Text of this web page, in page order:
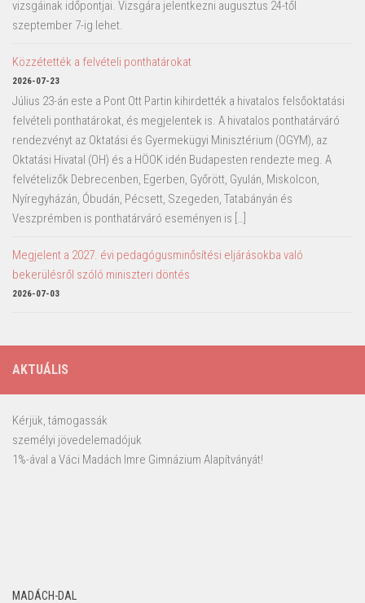
vizsgáinak időpontjai. Vizsgára jelentkezni augusztus 24-től
szeptember 7-ig lehet.
Közzétették a felvételi ponthatárokat
2026-07-23
Július 23-án este a Pont Ott Partin kihirdették a hivatalos felsőoktatási
felvételi ponthatárokat, és megjelentek is. A hivatalos ponthatárváró
rendezvényt az Oktatási és Gyermekügyi Minisztérium (OGYM), az
Oktatási Hivatal (OH) és a HÖOK idén Budapesten rendezte meg. A
felvételizők Debrecenben, Egerben, Győrött, Gyulán, Miskolcon,
Nyíregyházán, Óbudán, Pécsett, Szegeden, Tatabányán és
Veszprémben is ponthatárváró eseményen is […]
Megjelent a 2027. évi pedagógusminősítési eljárásokba való
bekerülésről szóló miniszteri döntés
2026-07-03
AKTUÁLIS
Kérjük, támogassák
személyi jövedelemadójuk
1%-ával a Váci Madách Imre Gimnázium Alapítványát!
MADÁCH-DAL